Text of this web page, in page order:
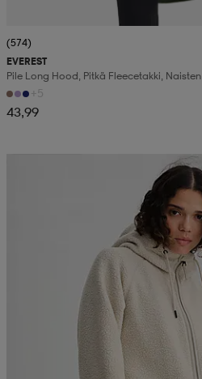
(574)
EVEREST
Pile Long Hood, Pitkä Fleecetakki, Naisten
+5
43,99